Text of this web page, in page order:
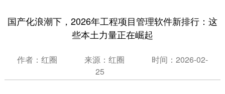
国产化浪潮下，2026年工程项目管理软件新排行：这
些本土力量正在崛起
作者：红圈 来源：红圈
时间：2026-02-
25